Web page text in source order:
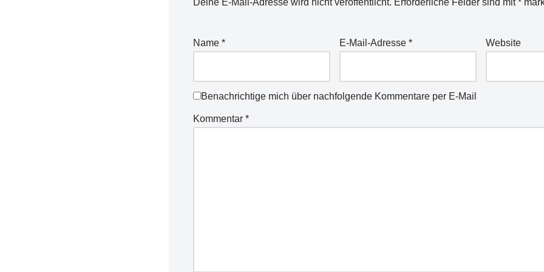
Deine E-Mail-Adresse wird nicht veröffentlicht. Erforderliche Felder sind mit *
Name * E-Mail-Adresse * Website
Benachrichtige mich über nachfolgende Kommentare per E-Mail
Kommentar *